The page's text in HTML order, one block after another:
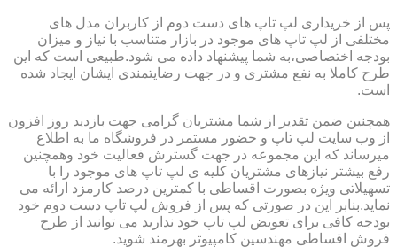
پس از خریداری لپ تاپ های دست دوم از کاربران مدل های
مختلفی از لپ تاپ های موجود در بازار متناسب با نیاز و میزان
بودجه اختصاصی،به شما پیشنهاد داده می شود.طبیعی است که این
طرح کاملا به نفع مشتری و در جهت رضایتمندی ایشان ایجاد شده
است.
همچنین ضمن تقدیر از شما مشتریان گرامی جهت بازدید روز افزون
از وب سایت لپ تاپ و حضور مستمر در فروشگاه ما به اطلاع
میرساند که این مجموعه در جهت گسترش فعالیت خود وهمچنین
رفع بیشتر نیازهای مشتریان کلیه ی لپ تاپ های موجود را با
تسهیلاتی ویژه بصورت اقساطی با کمترین درصد کارمزد ارائه می
نماید.بنابر این در صورتی که پس از فروش لپ تاپ دست دوم خود
بودجه کافی برای تعویض لپ تاپ خود ندارید می توانید از طرح
فروش اقساطی مهندسین کامپیوتر بهرمند شوید.